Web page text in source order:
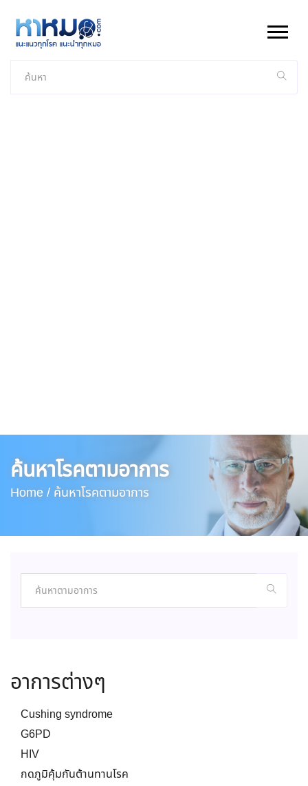
ค้นหาโรคตามอาการ
Home / ค้นหาโรคตามอาการ
อาการต่างๆ
Cushing syndrome
G6PD
HIV
กดภูมิคุ้มกันต้านทานโรค